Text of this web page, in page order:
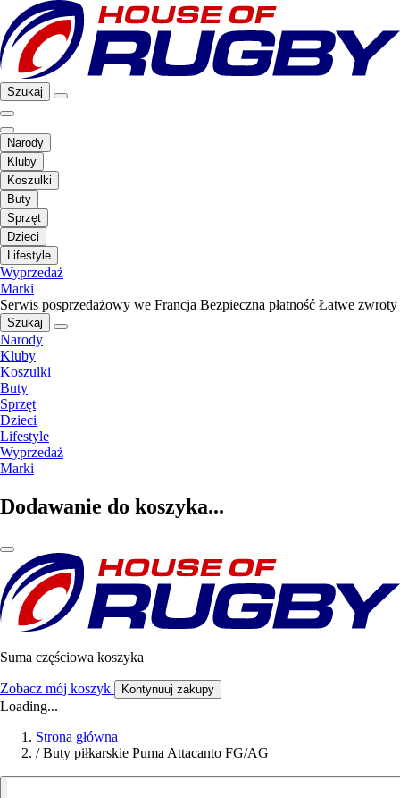
Szukaj
Narody
Kluby
Koszulki
Buty
Sprzęt
Dzieci
Lifestyle
Wyprzedaż
Marki
Serwis posprzedażowy we Francja Bezpieczna płatność Łatwe zwroty
Szukaj
Narody
Kluby
Koszulki
Buty
Sprzęt
Dzieci
Lifestyle
Wyprzedaż
Marki
Dodawanie do koszyka...
Suma częściowa koszyka
Zobacz mój koszyk Kontynuuj zakupy
Loading...
Strona główna
/ Buty piłkarskie Puma Attacanto FG/AG